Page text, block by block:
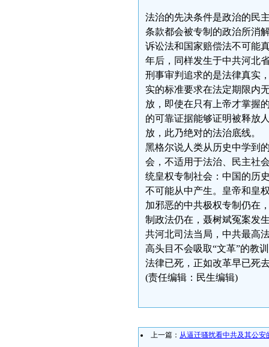
法治的先决条件是政治的民
条款都会被专制的政治所消
诉讼法和国家赔偿法不可能
年后，同样发生于中共河北
刑事审判追求的是法律真实
实的标准要求在法定期限内
放，即使在只有上帝才掌握
的可靠证据能够证明被释放
放，此乃绝对的法治底线。
黑格尔说人类从历史中学到
会，不适用于法治、民主社
统皇权专制社会：中国的历
不可能从中产生。皇帝和皇
加邪恶的中共极权专制仍在
制政法仍在，聂树斌冤案发
共河北司法当局，中共最高
高头目不会吸取“文革”的教
法律已死，正如改革早已死
(责任编辑：民生编辑)
上一篇： 从逼迁骚扰看中共及其公安